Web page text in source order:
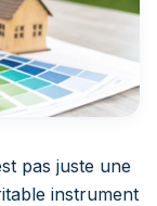
pas juste une
instrument